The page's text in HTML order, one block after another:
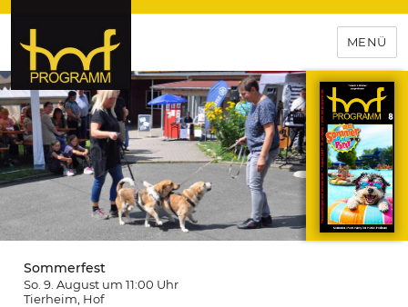
hof-programm – das
Veranstaltungsportal für
Hochfranken
MENÜ
Sommerfest
So. 9. August um 11:00 Uhr
Tierheim , Hof